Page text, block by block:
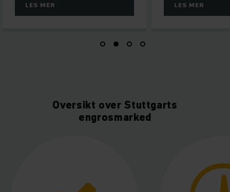
LES MER LES MER
Oversikt over Stuttgarts
engrosmarked